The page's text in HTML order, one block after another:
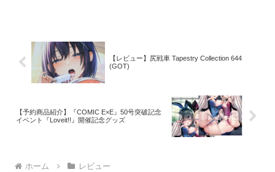
【レビュー】尻戦車 Tapestry Collection 644
(GOT)
【予約商品紹介】『COMIC E×E』50号突破記念
イベント『Loveit!!』開催記念グッズ
ホーム レビュー